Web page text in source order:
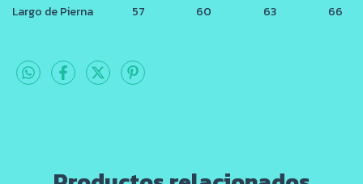
Largo de Pierna 57 60 63 66